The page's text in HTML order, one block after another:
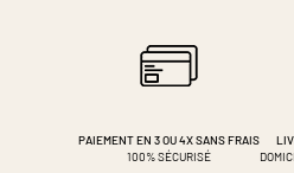
PAIEMENT EN 3 OU 4XSANS FRAIS
100% SÉCURISÉ